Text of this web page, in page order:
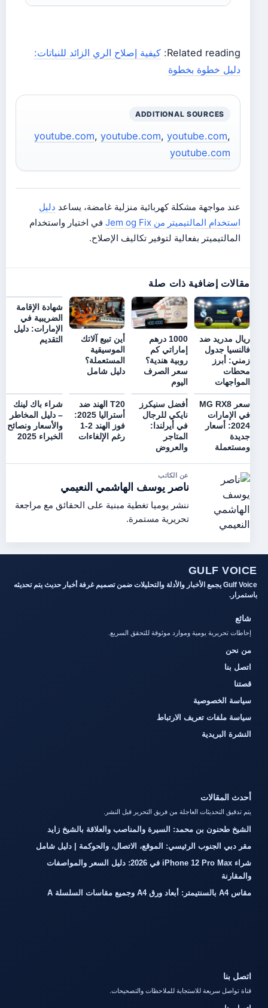
Related reading: كيفية إصلاح الري الزائد للنباتات:
دليل خطوة بخطوة
ADDITIONAL SOURCES
youtube.com, youtube.com, youtube.com,
youtube.com
عند مواجهة مشكلة كهربائية منزلية غامضة، يساعد دليل
استخدام المالتيميتر من Jem og Fix
في اختيار واستخدام
المالتيميتر بفعالية لتوفير تكاليف الإصلاح.
مقالات إضافية ذات صلة
ريال مدريد ضد
فالنسيا جدول
زمني: أبرز
محطات
المواجهات
1000 درهم
إماراتي كم
روبية هندية؟
سعر الصرف
اليوم
أين تبيع آلاتك
الموسيقية
المستعملة؟
دليل شامل
شهادة الإقامة
الضريبية في
الإمارات: دليل
التقديم
سعر MG RX8
في الإمارات
2024: أسعار
جديدة
ومستعملة
أفضل سنيكرز
نايكي للرجال
في أيرلندا:
المتاجر
والعروض
T20 الهند ضد
أستراليا 2025:
فوز الهند 2-1
رغم الإلغاءات
شراء باك لينك
– دليل المخاطر
والأسعار ونصائح
الخبراء 2025
عن الكاتب
ناصر يوسف الهاشمي النعيمي
ننشر يوميا تغطية مبنية على الحقائق مع مراجعة
تحريرية مستمرة.
GULF VOICE
Gulf Voice يجمع الأخبار والأدلة والتحليلات ضمن تصميم غرفة أخبار حديث يتم تحديثه
باستمرار.
شائع
إحاطات تحريرية يومية وموارد موثوقة للتحقق السريع.
من نحن
اتصل بنا
قصتنا
سياسة الخصوصية
سياسة ملفات تعريف الارتباط
النشرة البريدية
أحدث المقالات
يتم تدقيق التحديثات العاجلة من فريق التحرير قبل النشر.
الشيخ طحنون بن محمد: السيرة والمناصب والعلاقة بالشيخ زايد
مقر دبي الجنوب الرئيسي: الموقع، الاتصال، والحوكمة | دليل شامل
شراء iPhone 12 Pro Max في 2026: دليل السعر والمواصفات
والمقارنة
مقاس A4 بالسنتيمتر: أبعاد ورق A4 وجميع مقاسات السلسلة A
اتصل بنا
قناة تواصل سريعة للاستجابة للملاحظات والتصحيحات.